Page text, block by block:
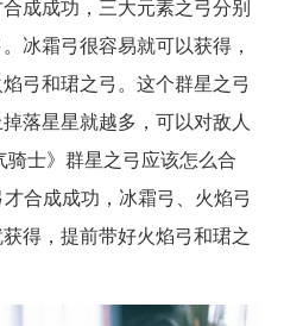
成成功，三大元素之弓分别
冰霜弓很容易就可以获得，
弓和珺之弓。这个群星之弓
落星星就越多，可以对敌人
士》群星之弓应该怎么合
合成成功，冰霜弓、火焰弓
得，提前带好火焰弓和珺之